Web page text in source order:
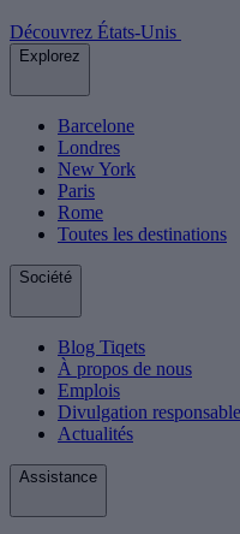
Découvrez États-Unis
Explorez
Barcelone
Londres
New York
Paris
Rome
Toutes les destinations
Société
Blog Tiqets
À propos de nous
Emplois
Divulgation responsable
Actualités
Assistance